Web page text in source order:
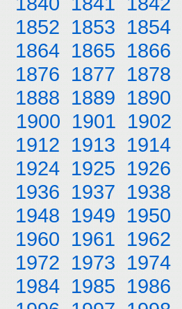
1852 1853 1854
1864 1865 1866
1876 1877 1878
1888 1889 1890
1900 1901 1902
1912 1913 1914
1924 1925 1926
1936 1937 1938
1948 1949 1950
1960 1961 1962
1972 1973 1974
1984 1985 1986